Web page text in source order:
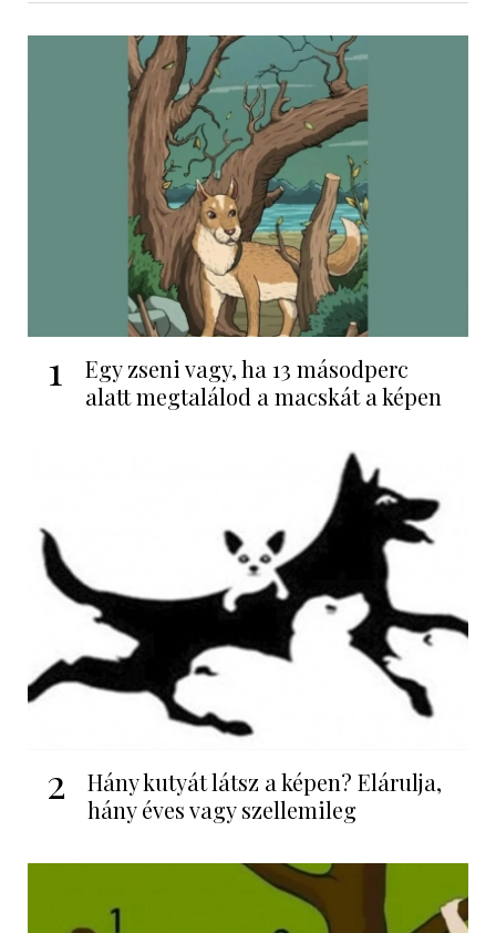
1
Egy zseni vagy, ha 13 másodperc
alatt megtalálod a macskát a képen
2
Hány kutyát látsz a képen? Elárulja,
hány éves vagy szellemileg